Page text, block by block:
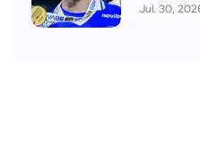
Jul. 30,